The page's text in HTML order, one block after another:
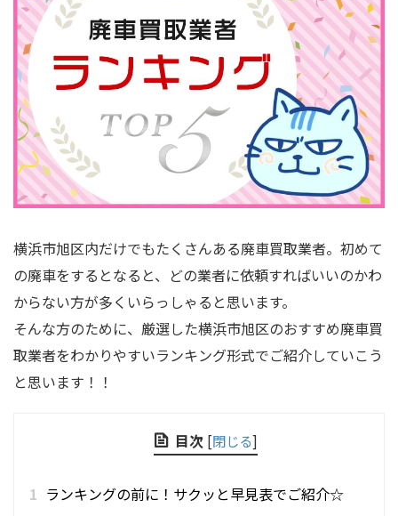
横浜市旭区内だけでもたくさんある廃車買取業者。初めて
の廃車をするとなると、どの業者に依頼すればいいのかわ
からない方が多くいらっしゃると思います。
そんな方のために、厳選した横浜市旭区のおすすめ廃車買
取業者をわかりやすいランキング形式でご紹介していこう
と思います！！
目次 [閉じる]
1 ランキングの前に！サクッと早見表でご紹介☆